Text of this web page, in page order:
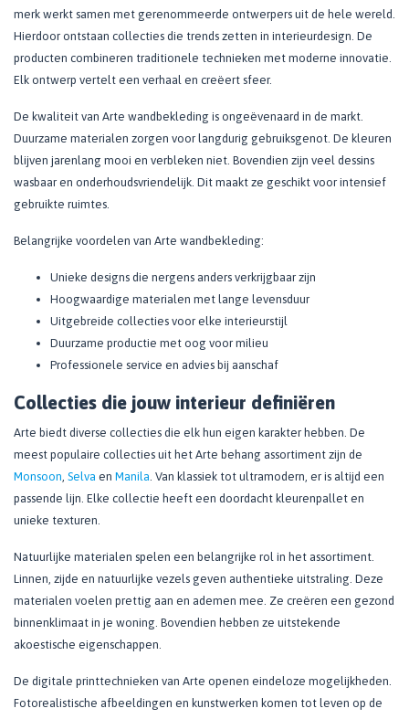
merk werkt samen met gerenommeerde ontwerpers uit de hele wereld.
Hierdoor ontstaan collecties die trends zetten in interieurdesign. De
producten combineren traditionele technieken met moderne innovatie.
Elk ontwerp vertelt een verhaal en creëert sfeer.
De kwaliteit van Arte wandbekleding is ongeëvenaard in de markt.
Duurzame materialen zorgen voor langdurig gebruiksgenot. De kleuren
blijven jarenlang mooi en verbleken niet. Bovendien zijn veel dessins
wasbaar en onderhoudsvriendelijk. Dit maakt ze geschikt voor intensief
gebruikte ruimtes.
Belangrijke voordelen van Arte wandbekleding:
Unieke designs die nergens anders verkrijgbaar zijn
Hoogwaardige materialen met lange levensduur
Uitgebreide collecties voor elke interieurstijl
Duurzame productie met oog voor milieu
Professionele service en advies bij aanschaf
Collecties die jouw interieur definiëren
Arte biedt diverse collecties die elk hun eigen karakter hebben. De
meest populaire collecties uit het Arte behang assortiment zijn de
Monsoon, Selva en Manila. Van klassiek tot ultramodern, er is altijd een
passende lijn. Elke collectie heeft een doordacht kleurenpallet en
unieke texturen.
Natuurlijke materialen spelen een belangrijke rol in het assortiment.
Linnen, zijde en natuurlijke vezels geven authentieke uitstraling. Deze
materialen voelen prettig aan en ademen mee. Ze creëren een gezond
binnenklimaat in je woning. Bovendien hebben ze uitstekende
akoestische eigenschappen.
De digitale printtechnieken van Arte openen eindeloze mogelijkheden.
Fotorealistische afbeeldingen en kunstwerken komen tot leven op de